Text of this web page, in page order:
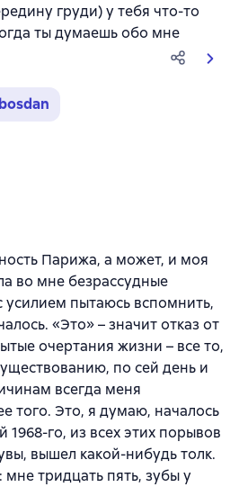
груди) у тебя что-то
ты думаешь обо мне
3,8 на основе 25 оценок
Парижа, а может, и моя
во мне безрассудные
усилием пытаюсь вспомнить,
«Это» – значит отказ от
очертания жизни – все то,
по сей день и
всегда меня
того. Это, я думаю, началось
1968-го, из всех этих порывов
вышел какой-нибудь толк.
мне тридцать пять, зубы у